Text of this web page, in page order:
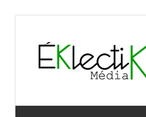
content
culture